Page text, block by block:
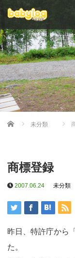
Home 未分類
商標登録
2007.06.24 未分類
昨日、特許庁から
た。